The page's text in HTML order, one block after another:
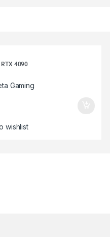
RTX 4090
wishlist